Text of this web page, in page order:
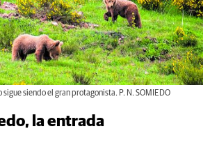
sigue siendo el gran protagonista. P. N. SOMIEDO
la entrada